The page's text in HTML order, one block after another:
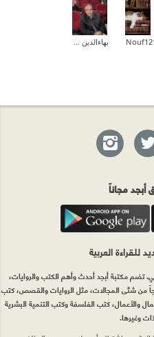
بهاءالدين رمضان
مجاناً
للقراءة العربية
تضم مكتبة أبجد أحدث وأهم الكتب والروايات،
من شتّى المجالات، مثل الروايات والقصص، كتب
والأعمال، كتب الفلسفة وكتب التنمية البشرية
وغيرها.